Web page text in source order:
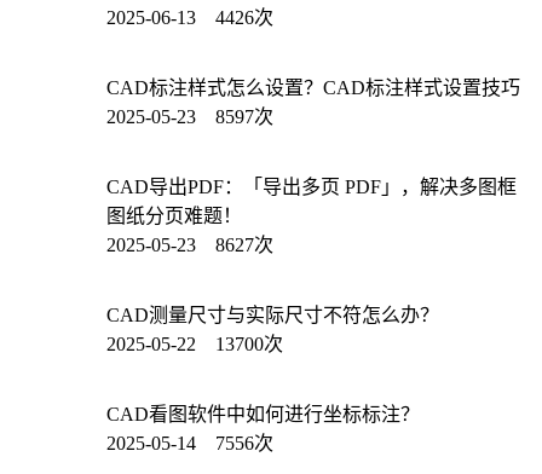
2025-06-13 4426次
CAD标注样式怎么设置？CAD标注样式设置技巧
2025-05-23 8597次
CAD导出PDF：「导出多页 PDF」，解决多图框
图纸分页难题！
2025-05-23 8627次
CAD测量尺寸与实际尺寸不符怎么办？
2025-05-22 13700次
CAD看图软件中如何进行坐标标注？
2025-05-14 7556次